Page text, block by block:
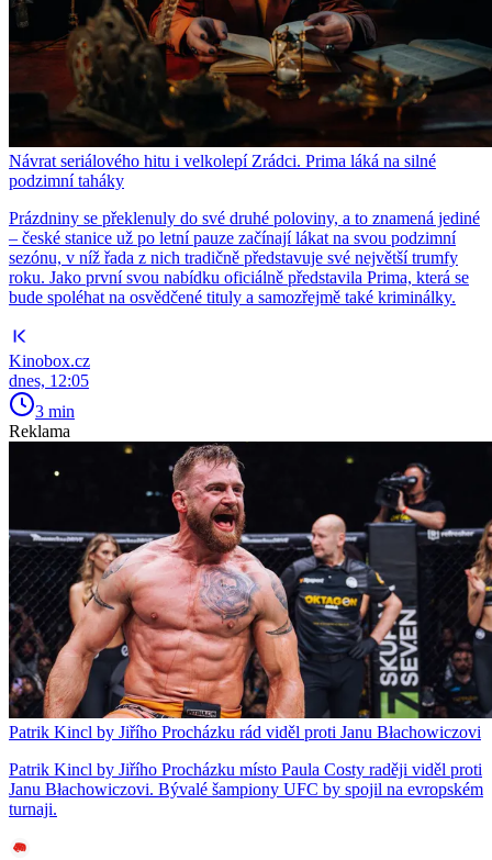
Návrat seriálového hitu i velkolepí Zrádci. Prima láká na silné
podzimní taháky
Prázdniny se překlenuly do své druhé poloviny, a to znamená jediné
– české stanice už po letní pauze začínají lákat na svou podzimní
sezónu, v níž řada z nich tradičně představuje své největší trumfy
roku. Jako první svou nabídku oficiálně představila Prima, která se
bude spoléhat na osvědčené tituly a samozřejmě také kriminálky.
Kinobox.cz
dnes, 12:05
3 min
Reklama
Patrik Kincl by Jiřího Procházku rád viděl proti Janu Błachowiczovi
Patrik Kincl by Jiřího Procházku místo Paula Costy raději viděl proti
Janu Błachowiczovi. Bývalé šampiony UFC by spojil na evropském
turnaji.